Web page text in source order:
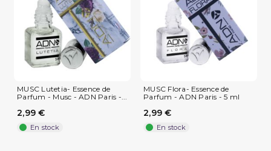
MUSC Lutetia- Essence de
Parfum - Musc - ADN Paris -...
2,99 €
En stock
MUSC Flora- Essence de
Parfum - ADN Paris - 5 ml
2,99 €
En stock